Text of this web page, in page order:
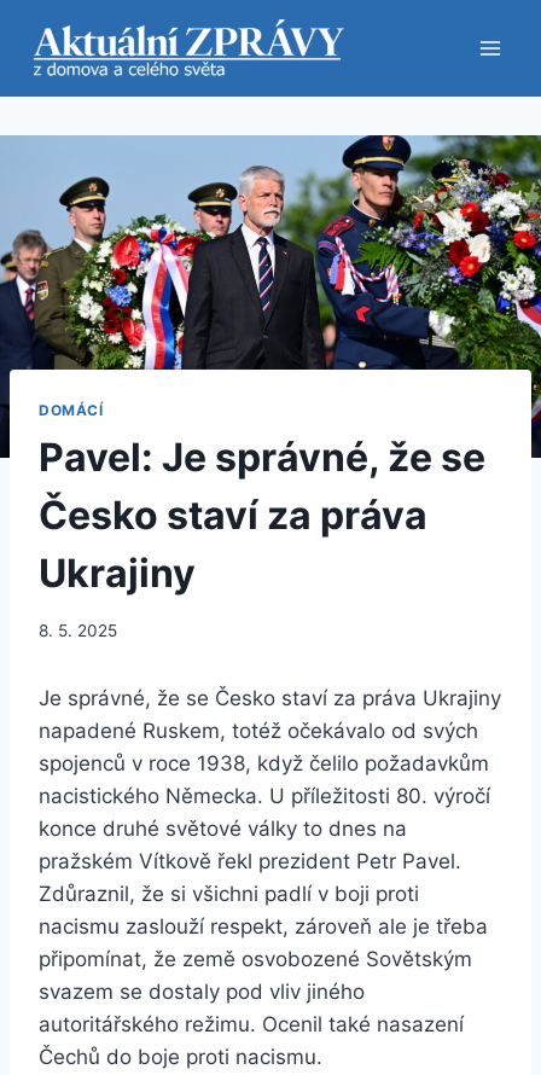
obsah
DOMÁCÍ
Pavel: Je správné, že se
Česko staví za práva
Ukrajiny
8. 5. 2025
Je správné, že se Česko staví za práva Ukrajiny
napadené Ruskem, totéž očekávalo od svých
spojenců v roce 1938, když čelilo požadavkům
nacistického Německa. U příležitosti 80. výročí
konce druhé světové války to dnes na
pražském Vítkově řekl prezident Petr Pavel.
Zdůraznil, že si všichni padlí v boji proti
nacismu zaslouží respekt, zároveň ale je třeba
připomínat, že země osvobozené Sovětským
svazem se dostaly pod vliv jiného
autoritářského režimu. Ocenil také nasazení
Čechů do boje proti nacismu.